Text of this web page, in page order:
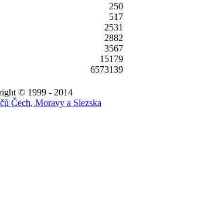
250
517
2531
2882
3567
15179
6573139
© 1999 - 2014
Čech, Moravy a Slezska